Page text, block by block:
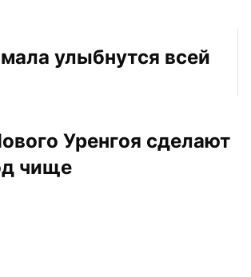
улыбнутся всей
Уренгоя сделают
чище